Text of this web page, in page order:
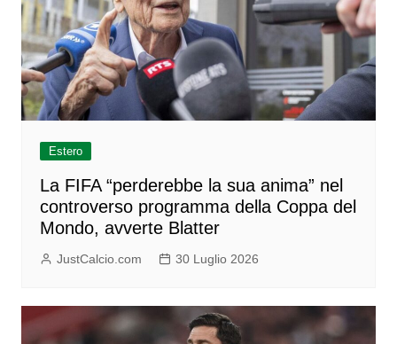
Estero
La FIFA “perderebbe la sua anima” nel
controverso programma della Coppa del
Mondo, avverte Blatter
JustCalcio.com 30 Luglio 2026